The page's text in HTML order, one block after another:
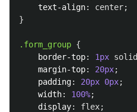
text-align: center;
}
.form_group {
border-top: 1px solid
margin-top: 20px;
padding: 20px 0px;
width: 100%;
display: flex;